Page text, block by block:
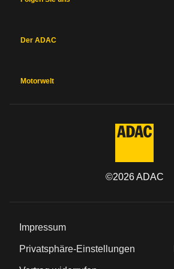
Der ADAC
Motorwelt
©2026ADAC
Impressum
Privatsphäre-Einstellungen